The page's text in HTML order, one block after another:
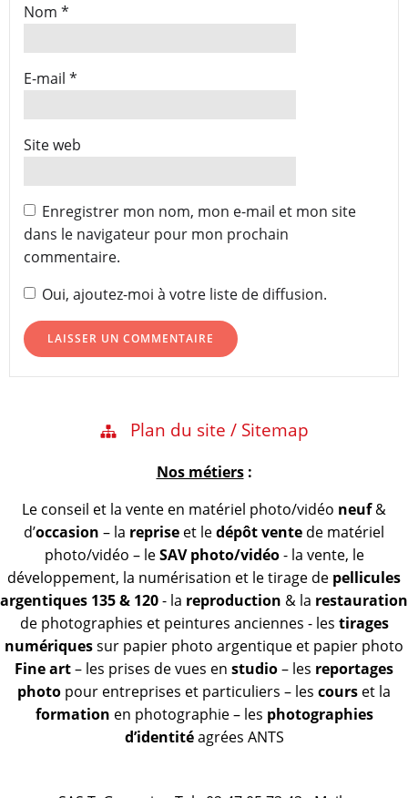
Nom *
E-mail *
Site web
Enregistrer mon nom, mon e-mail et mon site
dans le navigateur pour mon prochain
commentaire.
Oui, ajoutez-moi à votre liste de diffusion.
Plan du site / Sitemap
Nos métiers:
Le conseil et la vente en matériel photo/vidéo neuf&
d’occasion – la reprise et ledépôt vente de matériel
photo/vidéo – leSAV photo/vidéo- la vente, le
développement, la numérisation et le tirage de pellicules
argentiques 135 & 120- la reproduction & la restauration
de photographies et peintures anciennes - les tirages
numériquessur papier photo argentique et papier photo
Fine art– les prises de vues en studio– les reportages
photo pour entreprises et particuliers – les cours et la
formation en photographie – les photographies
d’identitéagrées ANTS